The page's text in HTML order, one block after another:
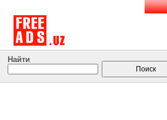
Найти